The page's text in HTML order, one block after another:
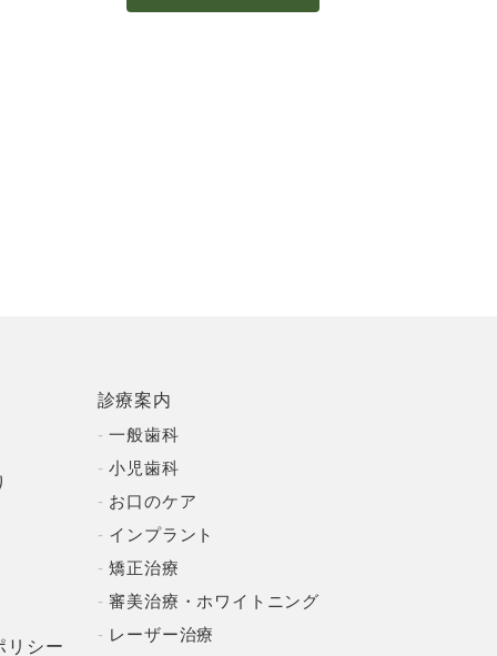
リシー
診療案内
一般歯科
小児歯科
お口のケア
インプラント
矯正治療
審美治療・ホワイトニング
レーザー治療